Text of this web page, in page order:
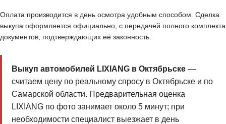
Оплата производится в день осмотра удобным способом. Сделка
выкупа оформляется официально, с передачей полного комплекта
документов, подтверждающих её законность.
Выкуп автомобилей LIXIANG в Октябрьске—
считаем цену по реальному спросу в Октябрьске и по
Самарской области. Предварительная оценка
LIXIANG по фото занимает около 5 минут; при
необходимости специалист выезжает в день